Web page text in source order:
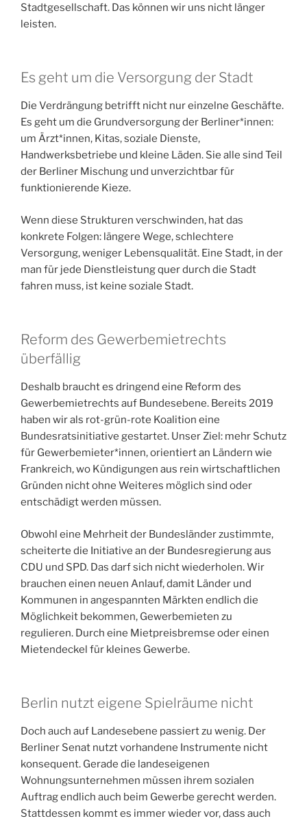
Stadtgesellschaft. Das können wir uns nicht länger
leisten.
Es geht um die Versorgung der Stadt
Die Verdrängung betrifft nicht nur einzelne Geschäfte.
Es geht um die Grundversorgung der Berliner*innen:
um Ärzt*innen, Kitas, soziale Dienste,
Handwerksbetriebe und kleine Läden. Sie alle sind Teil
der Berliner Mischung und unverzichtbar für
funktionierende Kieze.
Wenn diese Strukturen verschwinden, hat das
konkrete Folgen: längere Wege, schlechtere
Versorgung, weniger Lebensqualität. Eine Stadt, in der
man für jede Dienstleistung quer durch die Stadt
fahren muss, ist keine soziale Stadt.
Reform des Gewerbemietrechts
überfällig
Deshalb braucht es dringend eine Reform des
Gewerbemietrechts auf Bundesebene. Bereits 2019
haben wir als rot-grün-rote Koalition eine
Bundesratsinitiative gestartet. Unser Ziel: mehr Schutz
für Gewerbemieter*innen, orientiert an Ländern wie
Frankreich, wo Kündigungen aus rein wirtschaftlichen
Gründen nicht ohne Weiteres möglich sind oder
entschädigt werden müssen.
Obwohl eine Mehrheit der Bundesländer zustimmte,
scheiterte die Initiative an der Bundesregierung aus
CDU und SPD. Das darf sich nicht wiederholen. Wir
brauchen einen neuen Anlauf, damit Länder und
Kommunen in angespannten Märkten endlich die
Möglichkeit bekommen, Gewerbemieten zu
regulieren. Durch eine Mietpreisbremse oder einen
Mietendeckel für kleines Gewerbe.
Berlin nutzt eigene Spielräume nicht
Doch auch auf Landesebene passiert zu wenig. Der
Berliner Senat nutzt vorhandene Instrumente nicht
konsequent. Gerade die landeseigenen
Wohnungsunternehmen müssen ihrem sozialen
Auftrag endlich auch beim Gewerbe gerecht werden.
Stattdessen kommt es immer wieder vor, dass auch